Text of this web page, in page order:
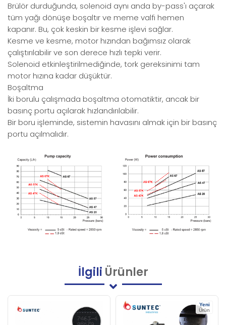
Brülör durduğunda, solenoid aynı anda by-pass'ı açarak
tüm yağı dönüşe boşaltır ve meme valfi hemen
kapanır. Bu, çok keskin bir kesme işlevi sağlar.
Kesme ve kesme, motor hızından bağımsız olarak
çalıştırılabilir ve son derece hızlı tepki verir.
Solenoid etkinleştirilmediğinde, tork gereksinimi tam
motor hızına kadar düşüktür.
Boşaltma
İki borulu çalışmada boşaltma otomatiktir, ancak bir
basınç portu açılarak hızlandırılabilir.
Bir boru işleminde, sistemin havasını almak için bir basınç
portu açılmalıdır.
İlgili Ürünler
Yeni
Ürün